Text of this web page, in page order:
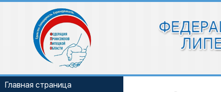
Главная страница